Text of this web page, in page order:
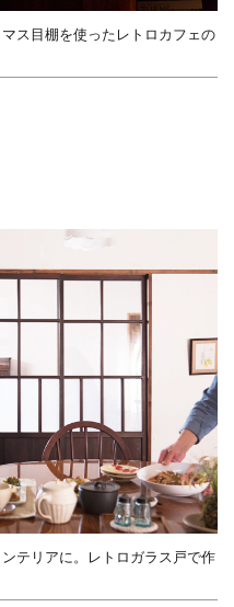
ス目棚を使ったレトロカフェの
テリアに。レトロガラス戸で作